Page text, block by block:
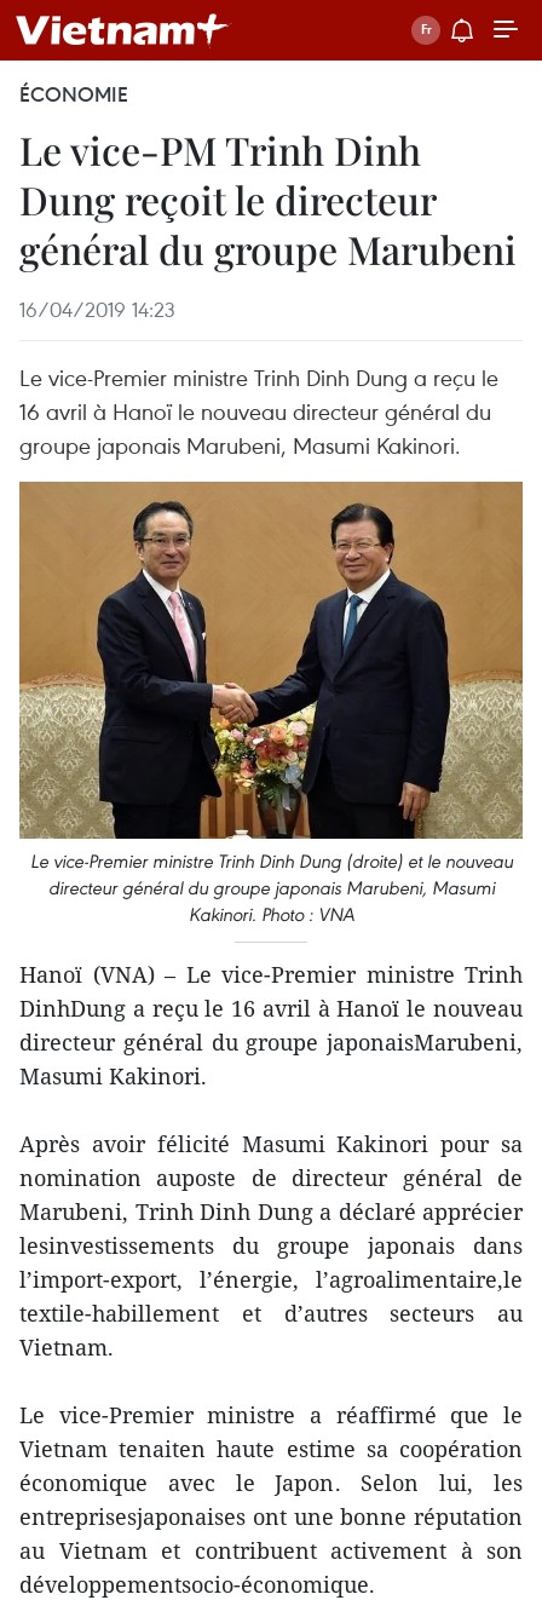
ÉCONOMIE
Le vice-PM Trinh Dinh
Dung reçoit le directeur
général du groupe Marubeni
16/04/2019 14:23
Le vice-Premier ministre Trinh Dinh Dung a reçu le
16 avril à Hanoï le nouveau directeur général du
groupe japonais Marubeni, Masumi Kakinori.
Le vice-Premier ministre Trinh Dinh Dung (droite) et le nouveau
directeur général du groupe japonais Marubeni, Masumi
Kakinori. Photo : VNA
Hanoï (VNA) – Le vice-Premier ministre Trinh
DinhDung a reçu le 16 avril à Hanoï le nouveau
directeur général du groupe japonaisMarubeni,
Masumi Kakinori.
Après avoir félicité Masumi Kakinori pour sa
nomination auposte de directeur général de
Marubeni, Trinh Dinh Dung a déclaré apprécier
lesinvestissements du groupe japonais dans
l’import-export, l’énergie, l’agroalimentaire,le
textile-habillement et d’autres secteurs au
Vietnam.
Le vice-Premier ministre a réaffirmé que le
Vietnam tenaiten haute estime sa coopération
économique avec le Japon. Selon lui, les
entreprisesjaponaises ont une bonne réputation
au Vietnam et contribuent activement à son
développementsocio-économique.